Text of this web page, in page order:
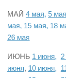
МАЙ 4 мая, 5
мая, 15 мая, 18
26 мая
ИЮНЬ 1 июня, 2
июня, 10 июня,